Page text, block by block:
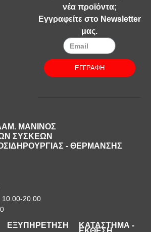
νέα προϊόντα;
Εγγραφείτε στο Newsletter
μας.
ΕΓΓΡΑΦΗ
ΜΑΝΙΝΟΣ
ΣΥΣΚΕΩΝ
- ΘΕΡΜΑΝΣΗΣ
10.00-20.00
ΕΞΥΠΗΡΕΤΗΣΗ ΚΑΤΑΣΤΗΜΑ -